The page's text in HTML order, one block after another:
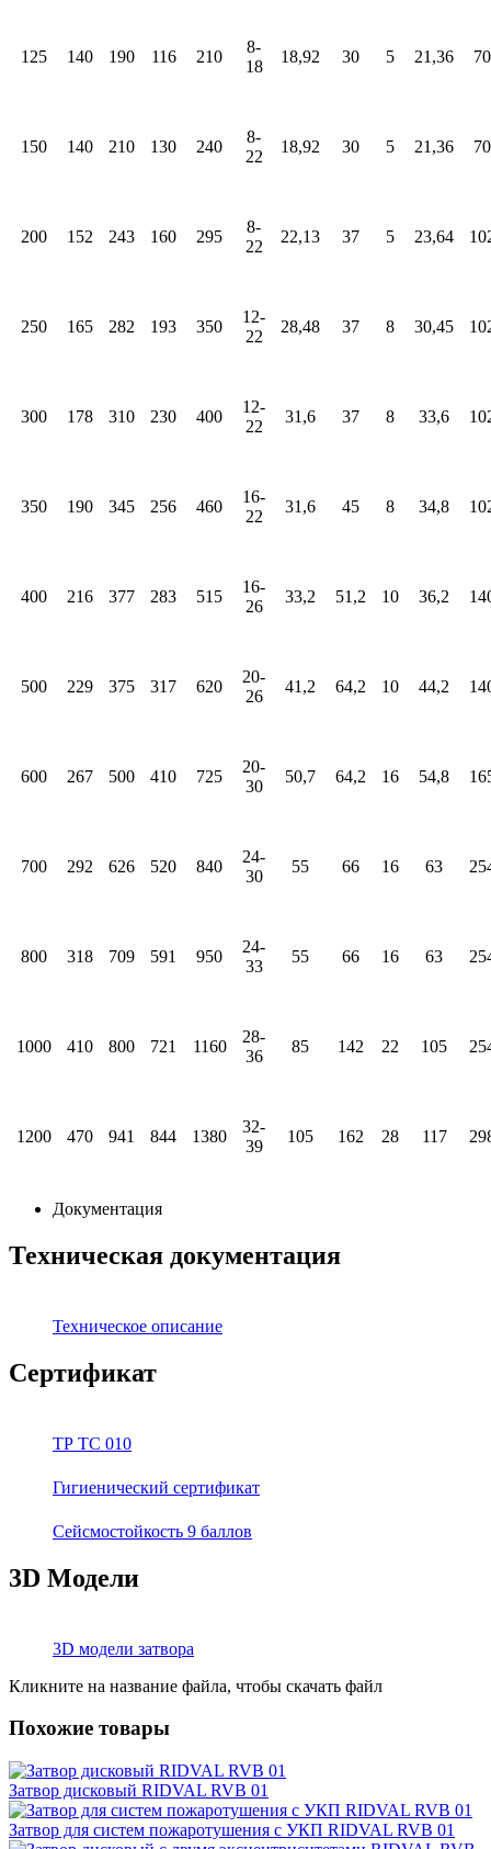
125 140 190 116 210
8-
18
18,92 30 5 21,36 70
150 140 210 130 240
8-
22
18,92 30 5 21,36 70
200 152 243 160 295
8-
22
22,13 37 5 23,64
250 165 282 193 350
12-
22
28,48 37 8 30,45
300 178 310 230 400
12-
22
31,6 37 8 33,6
350 190 345 256 460
16-
22
31,6 45 8 34,8
400 216 377 283 515
16-
26
33,2 51,2 10 36,2
500 229 375 317 620
20-
26
41,2 64,2 10 44,2
600 267 500 410 725
20-
30
50,7 64,2 16 54,8
700 292 626 520 840
24-
30
55 66 16 63
800 318 709 591 950
24-
33
55 66 16 63
1000 410 800 721 1160
28-
36
85 142 22 105
1200 470 941 844 1380
32-
39
105 162 28 117
Документация
Техническая документация
Техническое описание
Сертификат
ТР ТС 010
Гигиенический сертификат
Сейсмостойкость 9 баллов
3D Модели
3D модели затвора
Кликните на название файла, чтобы скачать файл
Похожие товары
Затвор дисковый RIDVAL RVB 01
Затвор для систем пожаротушения с УКП RIDVAL RVB 01